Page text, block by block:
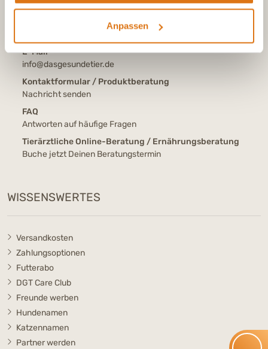
Anpassen
Aus Österreich, Mo-Fr, 7-17 Uhr
+41 (0)615 880 573
E-Mail
info@dasgesundetier.de
Kontaktformular / Produktberatung
Nachricht senden
FAQ
Antworten auf häufige Fragen
Tierärztliche Online-Beratung / Ernährungsberatung
Buche jetzt Deinen Beratungstermin
WISSENSWERTES
Versandkosten
Zahlungsoptionen
Futterabo
DGT Care Club
Freunde werben
Hundenamen
Katzennamen
Partner werden